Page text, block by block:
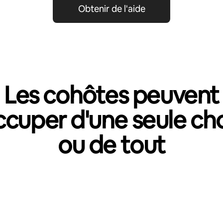
Obtenir de l'aide
Les cohôtes peuvent
d'une seule
ou de tout